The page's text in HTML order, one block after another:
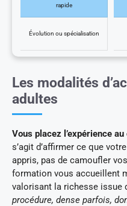
rapide
Évolution ou spécialisation
Les modalités
adultes
Vous placez l’expérience
s’agit d’affirmer ce que
appris, pas de camoufler
formation vous accueillent
valorisant la richesse issue
procédure, dense parfois,